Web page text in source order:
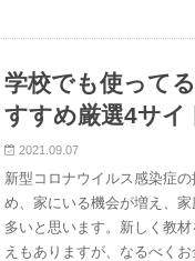
学校でも使って
すすめ厳選4サイ
2021.09.07
新型コロナウイルス感染症
め、家にいる機会が増え、
多いと思います。新しく教
えもありますが、なるべく